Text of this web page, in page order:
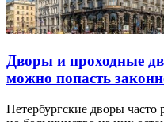
Дворы и проходные
можно попасть
Петербургские дворы часто